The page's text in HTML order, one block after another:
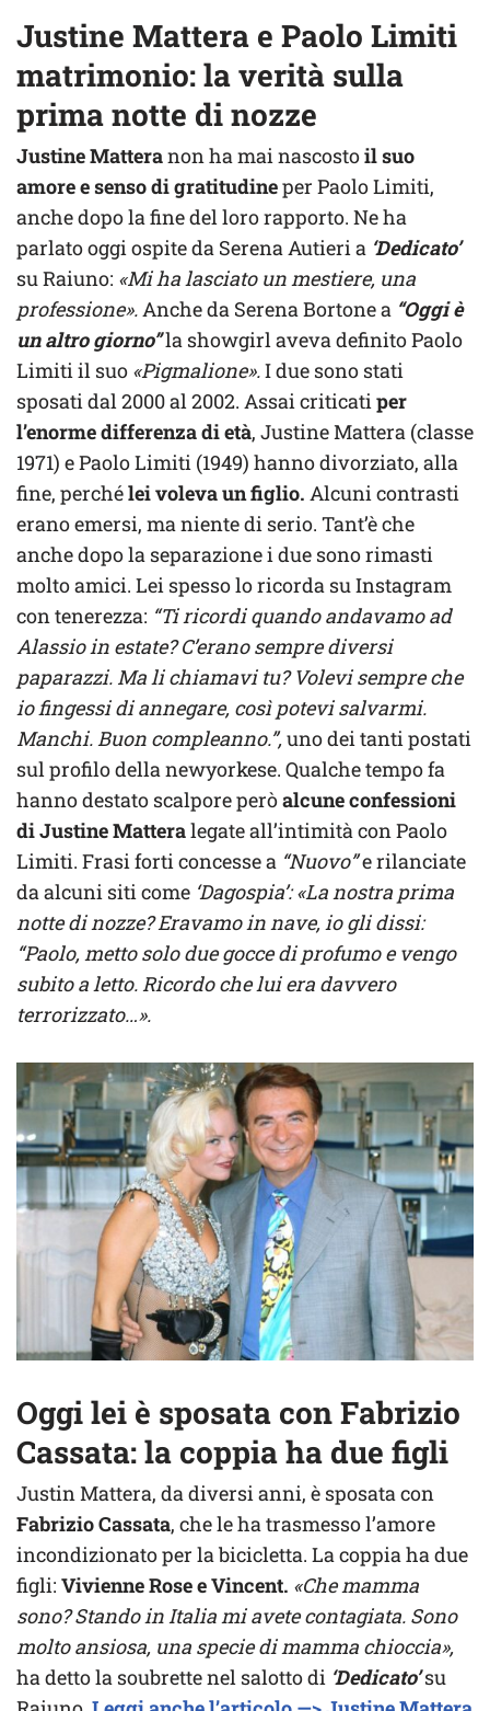
Justine Mattera e Paolo Limiti
matrimonio: la verità sulla
prima notte di nozze
Justine Matteranon ha mai nascostoil suo
amore e senso di gratitudineper Paolo Limiti,
anche dopo la fine del loro rapporto. Ne ha
parlato oggi ospite da Serena Autieri a ‘Dedicato’
su Raiuno: «Mi ha lasciato un mestiere, una
professione». Anche da Serena Bortone a “Oggi è
un altro giorno”la showgirl aveva definito Paolo
Limiti il suo «Pigmalione».I due sono stati
sposati dal 2000 al 2002. Assai criticati per
l’enorme differenza di età, Justine Mattera (classe
1971) e Paolo Limiti (1949) hanno divorziato, alla
fine, perchélei voleva un figlio. Alcuni contrasti
erano emersi, ma niente di serio. Tant’è che
anche dopo la separazione i due sono rimasti
molto amici. Lei spesso lo ricorda su Instagram
con tenerezza: “Ti ricordi quando andavamo ad
Alassio in estate? C’erano sempre diversi
paparazzi. Ma li chiamavi tu? Volevi sempre che
io fingessi di annegare, così potevi salvarmi.
Manchi. Buon compleanno.”,uno dei tanti postati
sul profilo della newyorkese. Qualche tempo fa
hanno destato scalpore peròalcune confessioni
di Justine Matteralegate all’intimità con Paolo
Limiti. Frasi forti concesse a “Nuovo”e rilanciate
da alcuni siti come ‘Dagospia’: «La nostra prima
notte di nozze? Eravamo in nave, io gli dissi:
“Paolo, metto solo due gocce di profumo e vengo
subito a letto. Ricordo che lui era davvero
terrorizzato…».
Oggi lei è sposata con Fabrizio
Cassata: la coppia ha due figli
Justin Mattera, da diversi anni, è sposata con
Fabrizio Cassata, che le ha trasmesso l’amore
incondizionato per la bicicletta. La coppia ha due
figli: Vivienne Rose e Vincent. «Che mamma
sono? Stando in Italia mi avete contagiata. Sono
molto ansiosa, una specie di mamma chioccia»,
ha detto la soubrette nel salotto di ‘Dedicato’su